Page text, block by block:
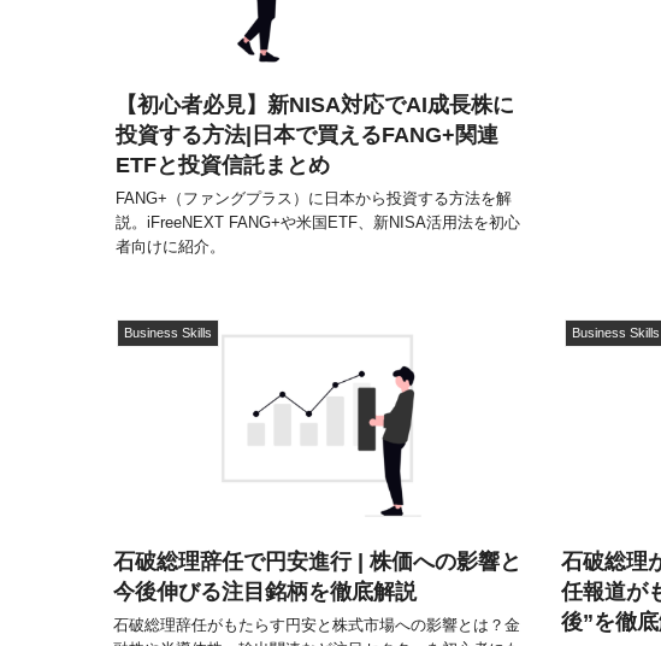
【初心者必見】新NISA対応でAI成長株に
投資する方法|日本で買えるFANG+関連
ETFと投資信託まとめ
FANG+（ファングプラス）に日本から投資する方法を解
説。iFreeNEXT FANG+や米国ETF、新NISA活用法を初心
者向けに紹介。
Business Skills
石破総理辞任で円安進行 | 株価への影響と
今後伸びる注目銘柄を徹底解説
石破総理辞任がもたらす円安と株式市場への影響とは？金
Business Skills
石破総理
任報道が
後”を徹